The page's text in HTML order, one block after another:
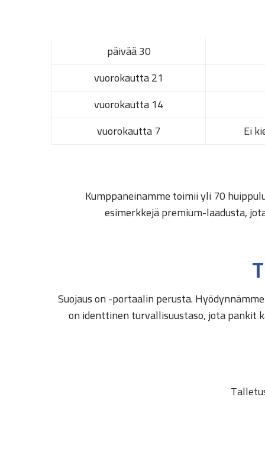
30 päivää
21 vuorokautta
14 vuorokautta
Ei
7 vuorokautta
Kumppaneinamme toimii yli 70
esimerkkejä premium-laadusta,
Suojaus on -portaalin perusta.
on identtinen turvallisuustaso, jota pankit